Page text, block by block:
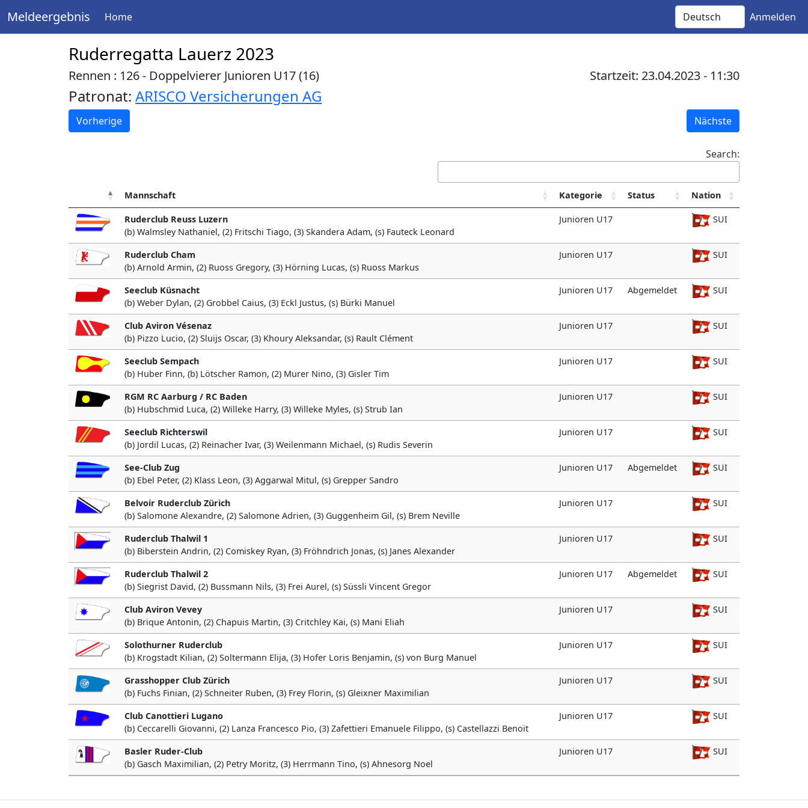
Meldeergebnis Home Anmelden
Ruderregatta Lauerz 2023
Rennen : 126 - Doppelvierer Junioren U17 (16) Startzeit: 23.04.2023 - 11:30
Patronat: ARISCO Versicherungen AG
Vorherige Nächste
Search:
Mannschaft Kategorie Status Nation
Ruderclub Reuss Luzern
(b) Walmsley Nathaniel, (2) Fritschi Tiago, (3) Skandera Adam, (s) Fauteck Leonard
Junioren U17 SUI
Ruderclub Cham
(b) Arnold Armin, (2) Ruoss Gregory, (3) Hörning Lucas, (s) Ruoss Markus
Junioren U17 SUI
Seeclub Küsnacht
(b) Weber Dylan, (2) Grobbel Caius, (3) Eckl Justus, (s) Bürki Manuel
Junioren U17 Abgemeldet SUI
Club Aviron Vésenaz
(b) Pizzo Lucio, (2) Sluijs Oscar, (3) Khoury Aleksandar, (s) Rault Clément
Junioren U17 SUI
Seeclub Sempach
(b) Huber Finn, (b) Lötscher Ramon, (2) Murer Nino, (3) Gisler Tim
Junioren U17 SUI
RGM RC Aarburg / RC Baden
(b) Hubschmid Luca, (2) Willeke Harry, (3) Willeke Myles, (s) Strub Ian
Junioren U17 SUI
Seeclub Richterswil
(b) Jordil Lucas, (2) Reinacher Ivar, (3) Weilenmann Michael, (s) Rudis Severin
Junioren U17 SUI
See-Club Zug
(b) Ebel Peter, (2) Klass Leon, (3) Aggarwal Mitul, (s) Grepper Sandro
Junioren U17 Abgemeldet SUI
Belvoir Ruderclub Zürich
(b) Salomone Alexandre, (2) Salomone Adrien, (3) Guggenheim Gil, (s) Brem Neville
Junioren U17 SUI
Ruderclub Thalwil 1
(b) Biberstein Andrin, (2) Comiskey Ryan, (3) Fröhndrich Jonas, (s) Janes Alexander
Junioren U17 SUI
Ruderclub Thalwil 2
(b) Siegrist David, (2) Bussmann Nils, (3) Frei Aurel, (s) Süssli Vincent Gregor
Junioren U17 Abgemeldet SUI
Club Aviron Vevey
(b) Brique Antonin, (2) Chapuis Martin, (3) Critchley Kai, (s) Mani Eliah
Junioren U17 SUI
Solothurner Ruderclub
(b) Krogstadt Kilian, (2) Soltermann Elija, (3) Hofer Loris Benjamin, (s) von Burg Manuel
Junioren U17 SUI
Grasshopper Club Zürich
(b) Fuchs Finian, (2) Schneiter Ruben, (3) Frey Florin, (s) Gleixner Maximilian
Junioren U17 SUI
Club Canottieri Lugano
(b) Ceccarelli Giovanni, (2) Lanza Francesco Pio, (3) Zafettieri Emanuele Filippo, (s) Castellazzi Benoit
Junioren U17 SUI
Basler Ruder-Club
(b) Gasch Maximilian, (2) Petry Moritz, (3) Herrmann Tino, (s) Ahnesorg Noel
Junioren U17 SUI